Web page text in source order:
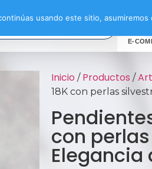
E-
Inicio / Productos /
18K con perlas
con
usando este sitio,